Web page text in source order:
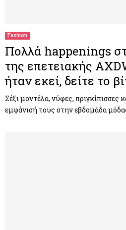
Fashion
Πολλά happenings
της επετειακής
ήταν εκεί, δείτε το
Σέξι μοντέλα, νύφες, πριγκίπισσες
εμφάνισή τους στην εβδομάδα